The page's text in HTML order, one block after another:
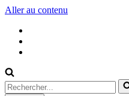
Aller au contenu
Rechercher...